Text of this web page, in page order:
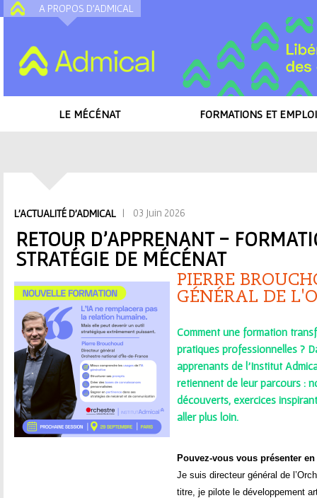
A PROPOS D'ADMICAL
LE MÉCÉNAT FORMATIONS ET
L'ACTUALITÉ D'ADMICAL | 03 Juin 2026
RETOUR D'APPRENANT -
STRATÉGIE DE MÉCÉNAT
PIERRE
GÉNÉRAL DE
Comment une formation
pratiques professionnelles ?
apprenants de l’Institut
retiennent de leur parcours :
découverts, exercices
aller plus loin.
Pouvez-vous vous présenter
Je suis directeur général de
titre, je pilote le développement